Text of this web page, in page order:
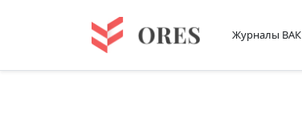
Журналы ВАК